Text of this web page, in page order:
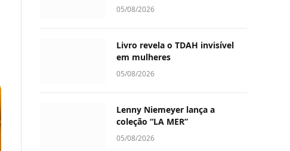
05/08/2026
Livro revela o TDAH invisível
em mulheres
05/08/2026
Lenny Niemeyer lança a
coleção “LA MER”
05/08/2026